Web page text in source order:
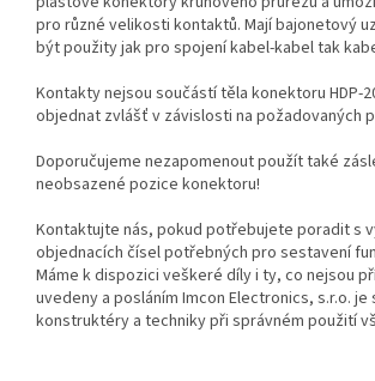
pro různé velikosti kontaktů. Mají bajonetový
být použity jak pro spojení kabel-kabel tak
Kontakty nejsou součástí těla konektoru HDP-
objednat zvlášť v závislosti na požadovaných
Doporučujeme nezapomenout použít také
neobsazené pozice konektoru!
Kontaktujte nás, pokud potřebujete poradit s
objednacích čísel potřebných pro sestavení
Máme k dispozici veškeré díly i ty, co nejsou
uvedeny a posláním Imcon Electronics, s.r.o. je
konstruktéry a techniky při správném použití